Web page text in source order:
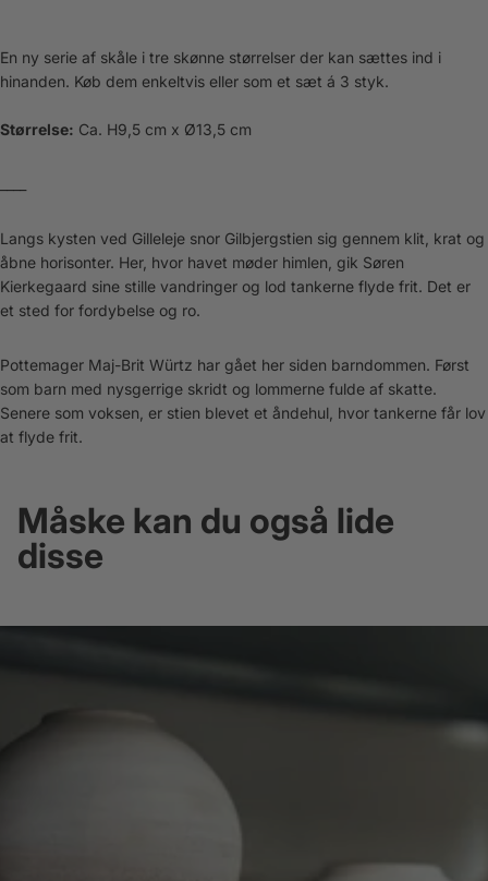
En ny serie af skåle i tre skønne størrelser der kan sættes ind i
hinanden. Køb dem enkeltvis eller som et sæt á 3 styk.
Størrelse: Ca. H9,5 cm x Ø13,5 cm
Langs kysten ved Gilleleje snor Gilbjergstien sig gennem klit, krat og
åbne horisonter. Her, hvor havet møder himlen, gik Søren
Kierkegaard sine stille vandringer og lod tankerne flyde frit. Det er
et sted for fordybelse og ro.
Pottemager Maj-Brit Würtz har gået her siden barndommen. Først
som barn med nysgerrige skridt og lommerne fulde af skatte.
Senere som voksen, er stien blevet et åndehul, hvor tankerne får lov
at flyde frit.
Måske kan du også lide
disse